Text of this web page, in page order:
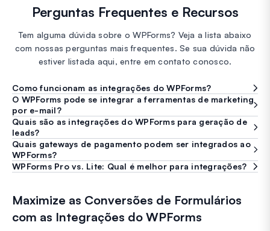
Perguntas Frequentes e Recursos
Tem alguma dúvida sobre o WPForms? Veja a lista abaixo
com nossas perguntas mais frequentes. Se sua dúvida não
estiver listada aqui, entre em contato conosco.
Como funcionam as integrações do WPForms?
O WPForms pode se integrar a ferramentas de marketing
por e-mail?
Quais são as integrações do WPForms para geração de
leads?
Quais gateways de pagamento podem ser integrados ao
WPForms?
WPForms Pro vs. Lite: Qual é melhor para integrações?
Maximize as Conversões de Formulários
com as Integrações do WPForms